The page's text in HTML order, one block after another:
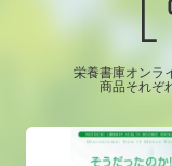
栄養書庫オンラ
商品それぞ